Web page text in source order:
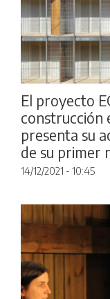
El proyecto
construcción
presenta su
de su primer
14/12/2021 - 10:45